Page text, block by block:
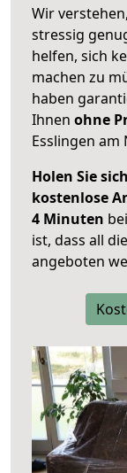
Wir
stressig
helfen, sich
machen zu
haben
Ihnen ohne
Esslingen am
Holen Sie
kostenlose
4 Minuten
ist, dass all
angeboten